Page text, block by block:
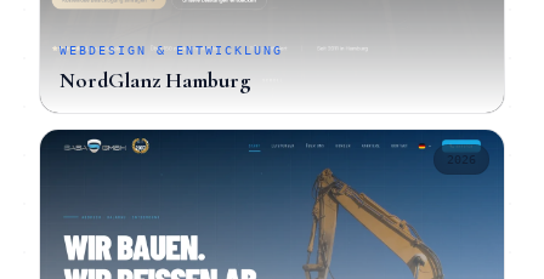
WEBDESIGN & ENTWICKLUNG
NordGlanz Hamburg
2026